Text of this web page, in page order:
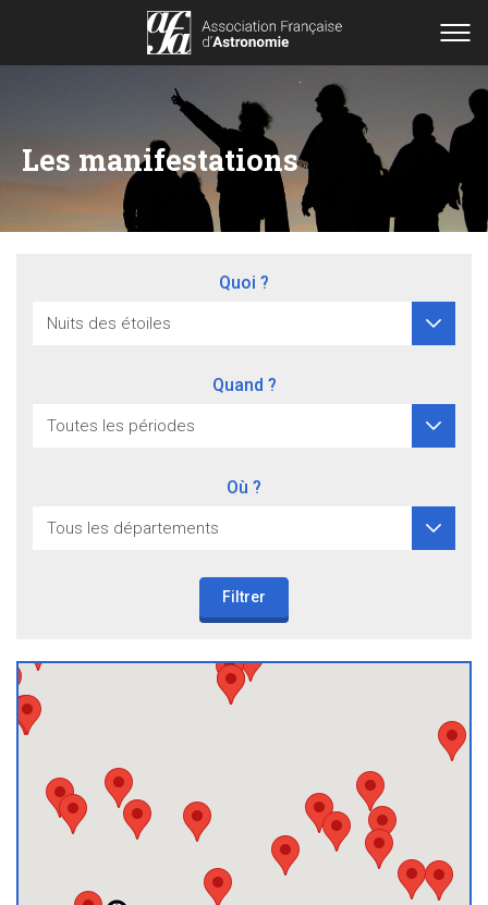
Les manifestations
Quoi ?
Quand ?
Où ?
Filtrer